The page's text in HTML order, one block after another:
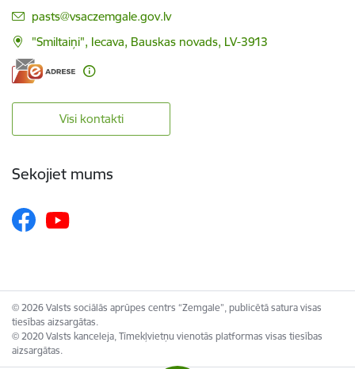
E-pasts:
pasts@vsaczemgale.gov.lv
"Smiltaiņi", Iecava, Bauskas novads, LV-3913
Visi kontakti
Sekojiet mums
© 2026 Valsts sociālās aprūpes centrs “Zemgale”, publicētā satura visas
tiesības aizsargātas.
© 2020 Valsts kanceleja, Tīmekļvietņu vienotās platformas visas tiesības
aizsargātas.